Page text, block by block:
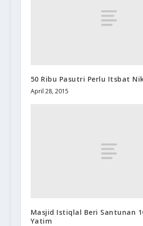
50 Ribu Pasutri Perlu Itsbat
April 28, 2015
Masjid Istiqlal Beri Santunan
Yatim